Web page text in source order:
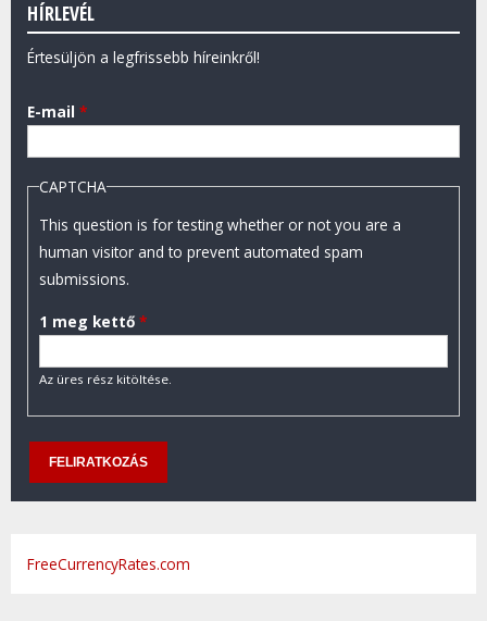
HÍRLEVÉL
Értesüljön a legfrissebb híreinkről!
E-mail *
CAPTCHA
This question is for testing whether or not you are a
human visitor and to prevent automated spam
submissions.
1 meg kettő *
Az üres rész kitöltése.
FreeCurrencyRates.com